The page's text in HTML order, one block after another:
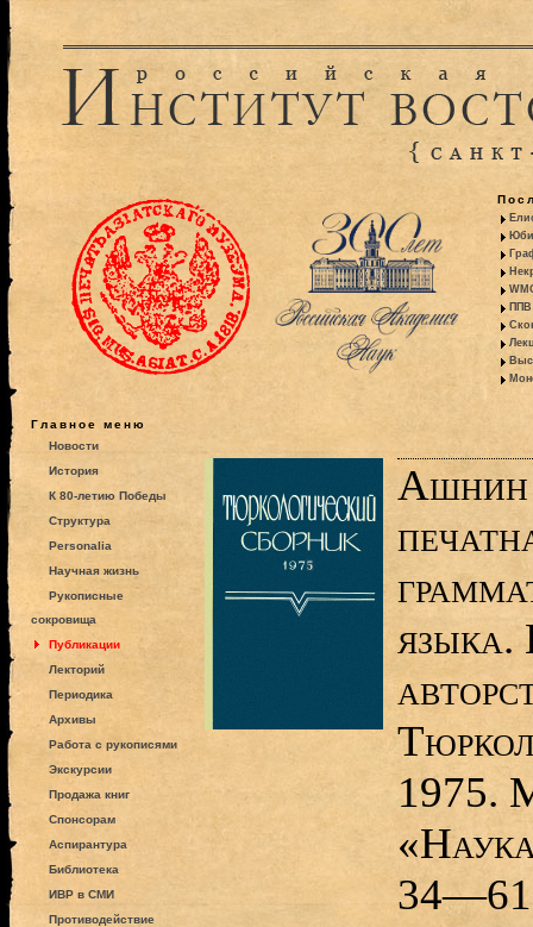
ППВ
Главное меню
Новости
История
К 80-летию Победы
Структура
Personalia
Научная жизнь
Рукописные
сокровища
Публикации
Лекторий
Периодика
Архивы
Работа с рукописями
Экскурсии
Продажа книг
Спонсорам
Аспирантура
Библиотека
ИВР в СМИ
Противодействие
Ашнин
языка.
1975.